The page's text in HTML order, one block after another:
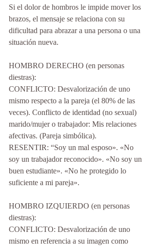
Si el dolor de hombros le impide mover los
brazos, el mensaje se relaciona con su
dificultad para abrazar a una persona o una
situación nueva.
HOMBRO DERECHO (en personas
diestras):
CONFLICTO: Desvalorización de uno
mismo respecto a la pareja (el 80% de las
veces). Conflicto de identidad (no sexual)
marido/mujer o trabajador: Mis relaciones
afectivas. (Pareja simbólica).
RESENTIR: “Soy un mal esposo». «No
soy un trabajador reconocido». «No soy un
buen estudiante». «No he protegido lo
suficiente a mi pareja».
HOMBRO IZQUIERDO (en personas
diestras):
CONFLICTO: Desvalorización de uno
mismo en referencia a su imagen como